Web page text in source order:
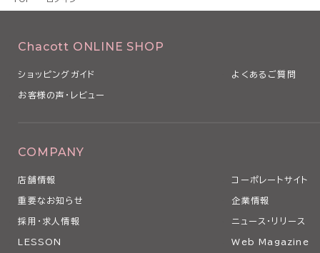
Chacott ONLINE SHOP
ショッピングガイド よくあるご質問
お客様の声・レビュー
COMPANY
店舗情報 コーポレートサイト
重要なお知らせ 企業情報
採用・求人情報 ニュース・リリース
LESSON Web Magazine